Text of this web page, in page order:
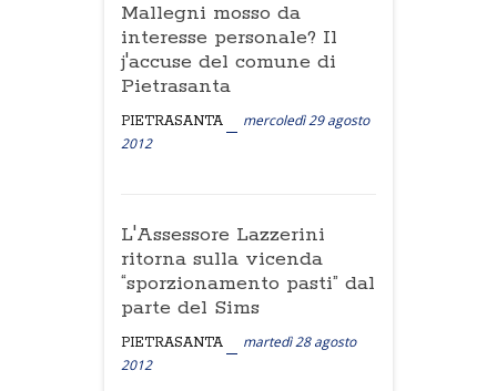
Mallegni mosso da
interesse personale? Il
j'accuse del comune di
Pietrasanta
PIETRASANTA
mercoledì 29 agosto
2012
L'Assessore Lazzerini
ritorna sulla vicenda
“sporzionamento pasti” dal
parte del Sims
PIETRASANTA
martedì 28 agosto
2012